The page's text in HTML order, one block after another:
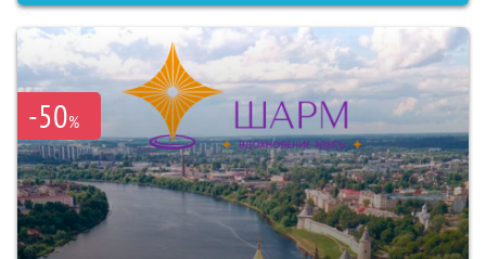
-50%